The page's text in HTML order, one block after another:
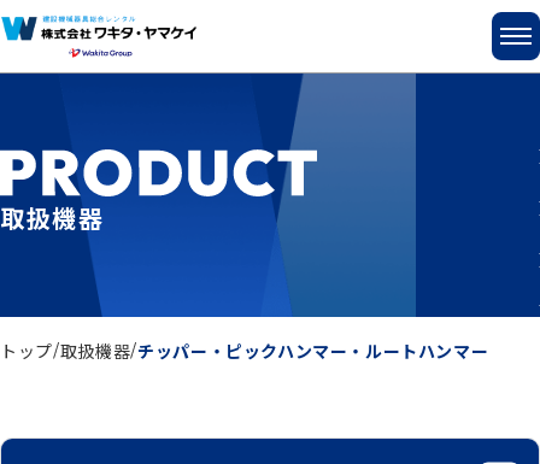
取扱機器
トップ 取扱機器 チッパー・ピックハンマー・ルートハンマー